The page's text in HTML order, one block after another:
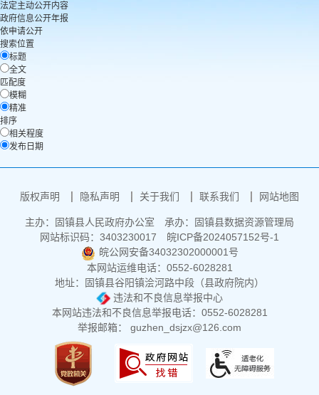
法定主动公开内容
政府信息公开年报
依申请公开
搜索位置
标题
全文
匹配度
模糊
精准
排序
相关程度
发布日期
版权声明 隐私声明 关于我们 联系我们 网站地图
主办：固镇县人民政府办公室
承办：固镇县数据资源管理局
网站标识码：3403230017
皖ICP备2024057152号-1
皖公网安备34032302000001号
本网站运维电话：0552-6028281
地址：固镇县谷阳镇浍河路中段（县政府院内）
违法和不良信息举报中心
本网站违法和不良信息举报电话：0552-6028281
举报邮箱： guzhen_dsjzx@126.com